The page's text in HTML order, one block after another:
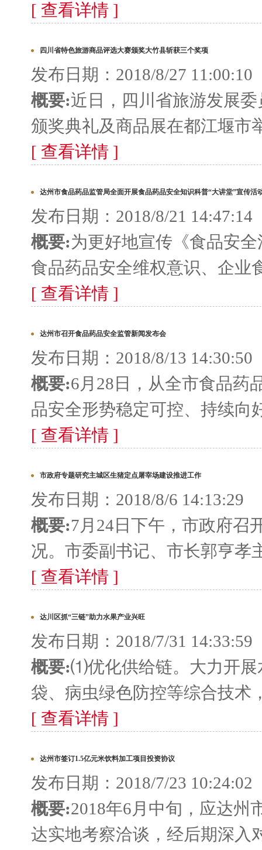
[ 查看详情 ]
四川省特色旅游商品评选大赛颁奖大竹县斩获三个奖项
发布日期：2018/8/27 11:00:10
概要:近日，四川省旅游发展
颁奖典礼及商品展在都江堰市
[ 查看详情 ]
达州市食品药品监管局全面开展食品药品安全知识科普“大讲堂”宣传活
发布日期：2018/8/21 14:47:14
概要:为更好地宣传《食品安
食品药品安全维权意识、企业
[ 查看详情 ]
达州市召开食品药品安全监管新闻发布会
发布日期：2018/8/13 14:30:50
概要:6月28日，从全市食品药
品安全形势稳定可控、持续向
[ 查看详情 ]
市政府专题研究主城区生猪定点屠宰场建设推进工作
发布日期：2018/8/6 14:13:29
概要:7月24日下午，市政府召
况。市委副书记、市长郭亨孝
[ 查看详情 ]
达川区抓“三链”助力水果产业兴旺
发布日期：2018/7/31 14:33:59
概要:⑴优化供给链。大力开展
袋、病虫绿色防控等综合技术
[ 查看详情 ]
达州市签订1.5亿元米饮料加工项目投资协议
发布日期：2018/7/23 10:24:02
概要:2018年6月中旬，应达州
达实地考察洽谈，经后期深入